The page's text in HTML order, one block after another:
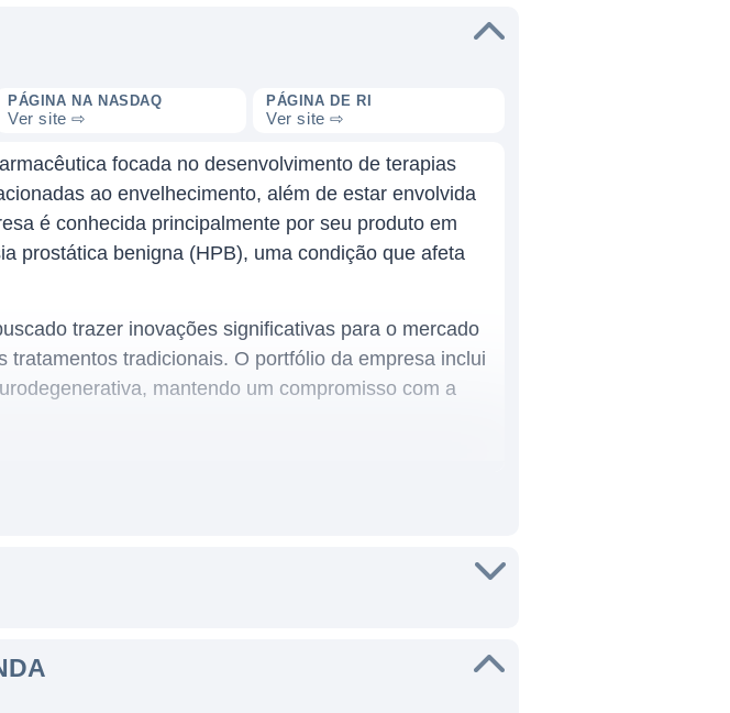
PÁGINA NA NASDAQ
Ver site ⇨
PÁGINA DE RI
Ver site ⇨
focada no desenvolvimento de terapias
ao envelhecimento, além de estar envolvida
é conhecida principalmente por seu produto em
prostática benigna (HPB), uma condição que afeta
trazer inovações significativas para o mercado
tradicionais. O portfólio da empresa inclui
mantendo um compromisso com a
farmacêutico, levando em consideração o
terapias baseadas em tecnologias que
foco principal está no tratamento de condições
áreas médicas.
significativas antes de serem
Este cenário é comum na indústria